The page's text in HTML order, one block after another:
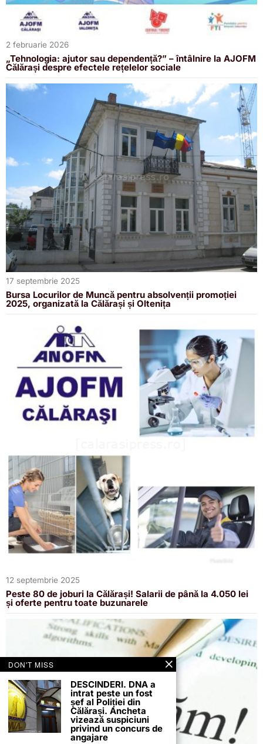
2 februarie 2026
„Tehnologia: ajutor sau dependență?” – întâlnire la AJOFM
Călărași despre efectele rețelelor sociale
17 septembrie 2025
Bursa Locurilor de Muncă pentru absolvenții promoției
2025, organizată la Călărași și Oltenița
12 septembrie 2025
Peste 80 de joburi la Călărași! Salarii de până la 4.050 lei
și oferte pentru toate buzunarele
DON'T MISS
DESCINDERI. DNA a
intrat peste un fost
șef al Poliției din
Călărași. Ancheta
vizează suspiciuni
privind un concurs de
angajare